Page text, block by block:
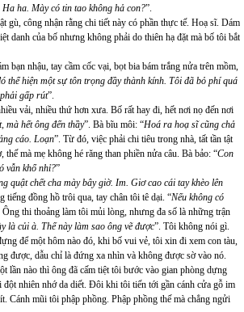
Ha ha. Mày có tin tao không hả con?”.
gù, công nhận rằng chi tiết này có phần thực tế. Hoạ sĩ. Dám
danh của bố nhưng không phải do thiên hạ đặt mà bố tôi bắt
bạn nhậu, tay cầm cốc vại, bọt bia bám trắng nửa trên mồm,
thể hiện một sự tôn trọng đầy thành kính. Tôi đã bỏ phí quá
gấp rút”.
vải, nhiều thứ hơn xưa. Bố rất hay đi, hết nơi nọ đến nơi
mà hết ông đến thầy”. Bà bĩu môi: “Hoá ra hoạ sĩ cũng chả
cáo. Loạn”. Từ đó, việc phải chi tiêu trong nhà, tất tần tật
thế mà mẹ không hé răng than phiền nửa câu. Bà bảo: “Con
vẫn khổ nhỉ?”
quật chết cha mày bây giờ. Im. Giơ cao cái tay khèo lên
tiếng đồng hồ trôi qua, tay chân tôi tê dại. “Nếu không có
Ông thi thoảng làm tôi mủi lòng, nhưng đa số là những trận
là củi à. Thế này làm sao ông vẽ được”. Tôi không nói gì.
để một hôm nào đó, khi bố vui vẻ, tôi xin đi xem con tàu,
được, dẫu chỉ là đứng xa nhìn và không được sờ vào nó.
lần nào thì ông đã cấm tiệt tôi bước vào gian phòng dựng
đột nhiên nhớ da diết. Đôi khi tôi tiến tới gần cánh cửa gỗ im
Cánh mũi tôi phập phồng. Phập phồng thế mà chẳng ngửi